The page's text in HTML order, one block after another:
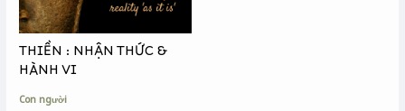
THIỀN : NHẬN THỨC &
HÀNH VI
Con người